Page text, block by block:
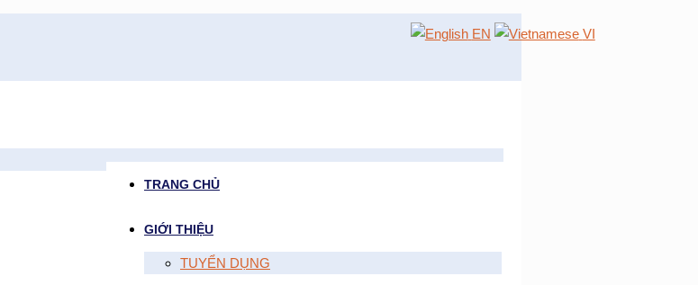
TRANG CHỦ
GIỚI THIỆU
TUYỂN DỤNG
EN VI